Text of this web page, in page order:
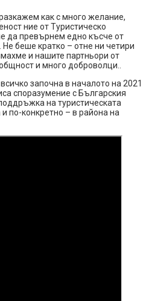
как с много желание,
ние от Туристическо
да превърнем едно късче от
беше кратко – отне ни четири
и нашите партньори от
и много доброволци..
започна в началото на 2021
споразумение с Българския
на туристическата
по-конкретно – в района на